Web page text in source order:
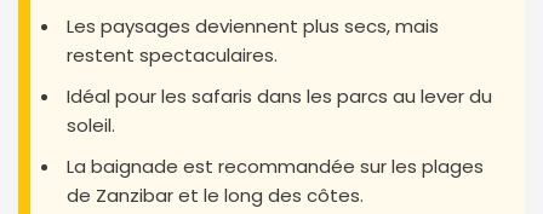
Les paysages deviennent plus secs, mais
restent spectaculaires.
Idéal pour les safaris dans les parcs au lever du
soleil.
La baignade est recommandée sur les plages
de Zanzibar et le long des côtes.